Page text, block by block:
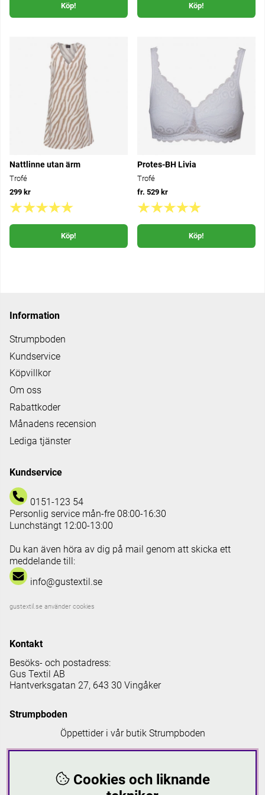
Köp! Köp!
Nattlinne utan ärm
Trofé
299 kr
Köp!
Protes-BH Livia
Trofé
fr. 529 kr
Köp!
Information
Strumpboden
Kundservice
Köpvillkor
Om oss
Rabattkoder
Månadens recension
Lediga tjänster
Kundservice
0151-123 54
Personlig service mån-fre 08:00-16:30
Lunchstängt 12:00-13:00
Du kan även höra av dig på mail genom att skicka ett
meddelande till:
info@gustextil.se
gustextil.se använder cookies
Kontakt
Besöks- och postadress:
Gus Textil AB
Hantverksgatan 27, 643 30 Vingåker
Strumpboden
Öppettider i vår butik Strumpboden
Onsdag: 08 - 16.30
Torsdag: 08 - 18
Cookies och liknande